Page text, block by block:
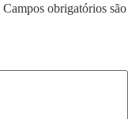
Campos obrigatórios são